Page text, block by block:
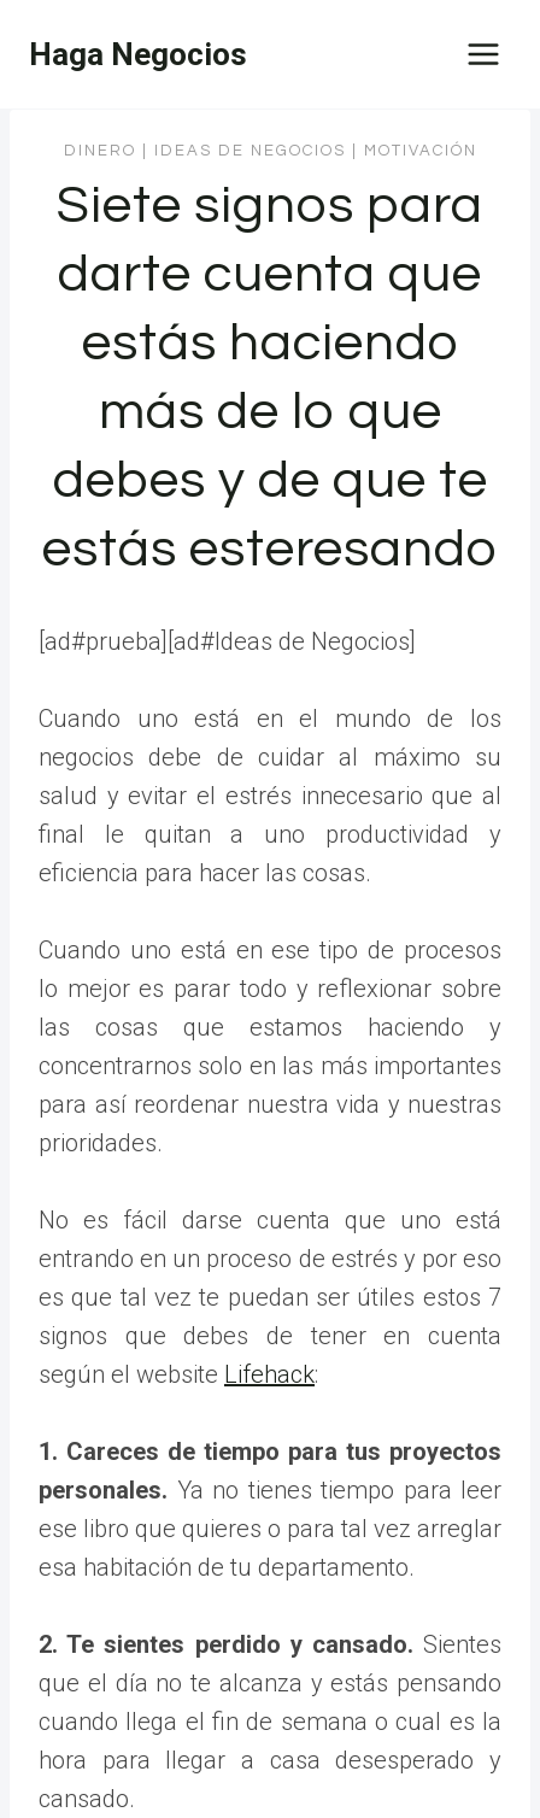
Haga Negocios
DINERO IDEAS DE NEGOCIOS MOTIVACIÓN
Siete signos para
darte cuenta que
estás haciendo
más de lo que
debes y de que te
estás esteresando
[ad#prueba][ad#Ideas de Negocios]
Cuando uno está en el mundo de los
negocios debe de cuidar al máximo su
salud y evitar el estrés innecesario que al
final le quitan a uno productividad y
eficiencia para hacer las cosas.
Cuando uno está en ese tipo de procesos
lo mejor es parar todo y reflexionar sobre
las cosas que estamos haciendo y
concentrarnos solo en las más importantes
para así reordenar nuestra vida y nuestras
prioridades.
No es fácil darse cuenta que uno está
entrando en un proceso de estrés y por eso
es que tal vez te puedan ser útiles estos 7
signos que debes de tener en cuenta
según el website Lifehack:
1. Careces de tiempo para tus proyectos
personales. Ya no tienes tiempo para leer
ese libro que quieres o para tal vez arreglar
esa habitación de tu departamento.
2. Te sientes perdido y cansado. Sientes
que el día no te alcanza y estás pensando
cuando llega el fin de semana o cual es la
hora para llegar a casa desesperado y
cansado.